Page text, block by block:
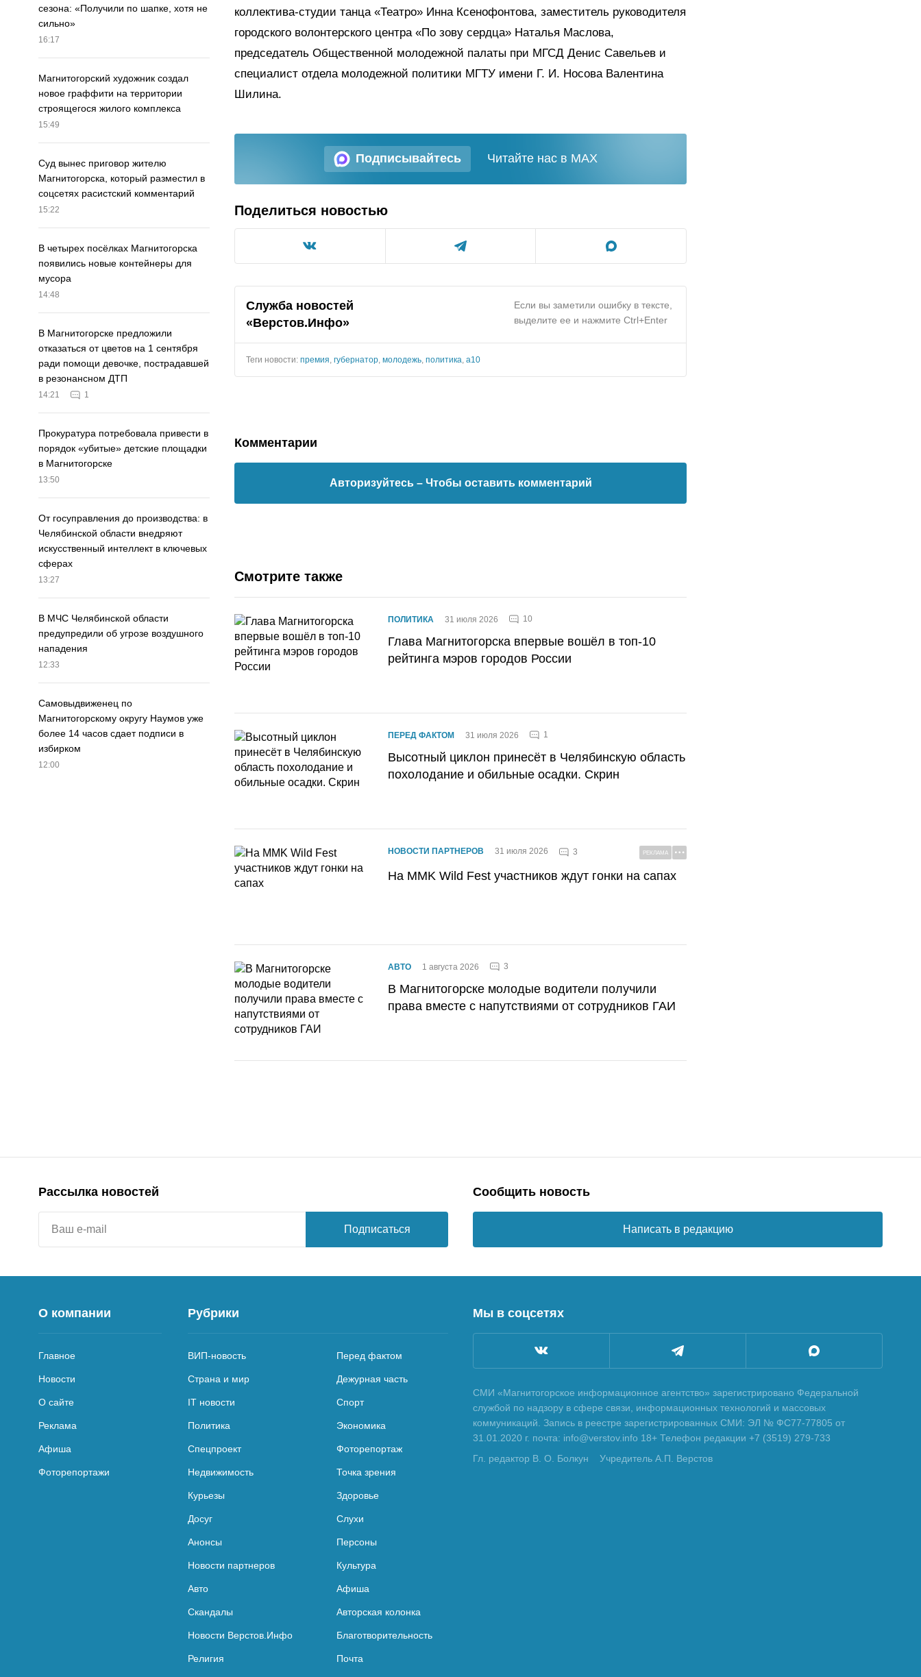
сезона: «Получили по шапке, хотя не
сильно»
16:17
Магнитогорский художник создал
новое граффити на территории
строящегося жилого комплекса
15:49
Суд вынес приговор жителю
Магнитогорска, который разместил в
соцсетях расистский комментарий
15:22
В четырех посёлках Магнитогорска
появились новые контейнеры для
мусора
14:48
В Магнитогорске предложили
отказаться от цветов на 1 сентября
ради помощи девочке, пострадавшей
в резонансном ДТП
14:21 1
Прокуратура потребовала привести в
порядок «убитые» детские площадки
в Магнитогорске
13:50
От госуправления до производства: в
Челябинской области внедряют
искусственный интеллект в ключевых
сферах
13:27
В МЧС Челябинской области
предупредили об угрозе воздушного
нападения
12:33
Самовыдвиженец по
Магнитогорскому округу Наумов уже
более 14 часов сдает подписи в
избирком
12:00
коллектива-студии танца «Театро» Инна Ксенофонтова, заместитель руководителя
городского волонтерского центра «По зову сердца» Наталья Маслова,
председатель Общественной молодежной палаты при МГСД Денис Савельев и
специалист отдела молодежной политики МГТУ имени Г. И. Носова Валентина
Шилина.
Подписывайтесь Читайте нас в MAX
Поделиться новостью
Служба новостей
«Верстов.Инфо»
Если вы заметили ошибку в тексте,
выделите ее и нажмите Ctrl+Enter
Теги новости: премия губернатор молодежь политика а10
Комментарии
Авторизуйтесь – Чтобы оставить комментарий
Смотрите также
ПОЛИТИКА 31 июля 2026 10
Глава Магнитогорска впервые вошёл в топ-10
рейтинга мэров городов России
ПЕРЕД ФАКТОМ 31 июля 2026 1
Высотный циклон принесёт в Челябинскую область
похолодание и обильные осадки. Скрин
НОВОСТИ ПАРТНЕРОВ 31 июля 2026 3 РЕКЛАМА
На MMK Wild Fest участников ждут гонки на сапах
АВТО 1 августа 2026 3
В Магнитогорске молодые водители получили
права вместе с напутствиями от сотрудников ГАИ
Рассылка новостей
Подписаться
Сообщить новость
Написать в редакцию
О компании
Главное
Новости
О сайте
Реклама
Афиша
Фоторепортажи
Рубрики
ВИП-новость Перед фактом
Страна и мир Дежурная часть
IT новости Спорт
Политика Экономика
Спецпроект Фоторепортаж
Недвижимость Точка зрения
Курьезы Здоровье
Досуг Слухи
Анонсы Персоны
Новости партнеров Культура
Авто Афиша
Скандалы Авторская колонка
Новости Верстов.Инфо Благотворительность
Религия Почта
Мы в соцсетях
СМИ «Магнитогорское информационное агентство» зарегистрировано Федеральной
службой по надзору в сфере связи, информационных технологий и массовых
коммуникаций. Запись в реестре зарегистрированных СМИ: ЭЛ № ФС77-77805 от
31.01.2020 г. почта: info@verstov.info 18+ Телефон редакции +7 (3519) 279-733
Гл. редактор В. О. Болкун
Учредитель А.П. Верстов